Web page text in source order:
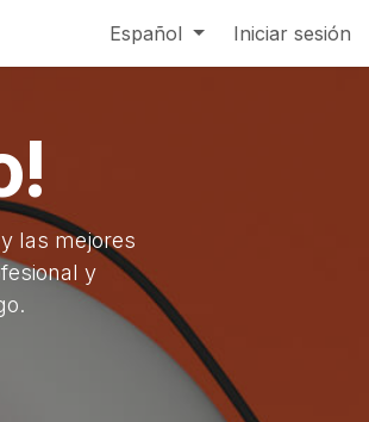
Español Iniciar sesión
las mejores
y